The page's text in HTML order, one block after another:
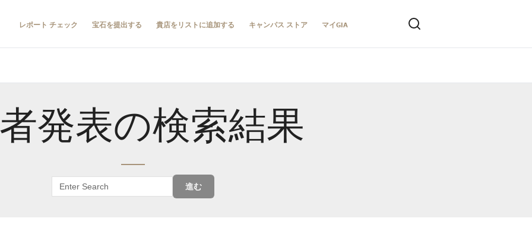
レポート チェック 宝石を提出する 貴店をリストに追加する キャンパス ストア マイGIA
発表の検索結果
進む